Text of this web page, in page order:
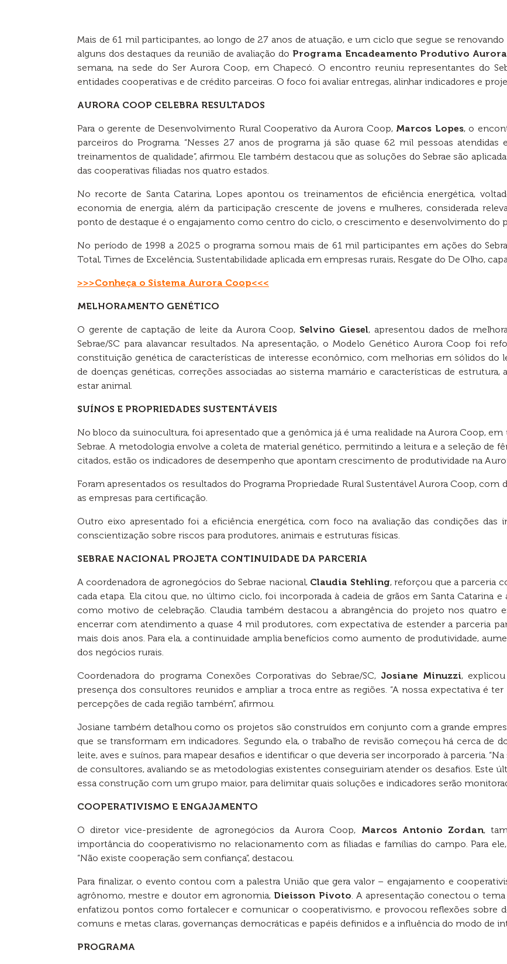
Mais de 61 mil participantes, ao longo de 27 anos de atuação, e um ciclo que segue se
alguns dos destaques da reunião de avaliação do Programa Encadeamento Produtivo
semana, na sede do Ser Aurora Coop, em Chapecó. O encontro reuniu representantes do
entidades cooperativas e de crédito parceiras. O foco foi avaliar entregas, alinhar indicadores e
AURORA COOP CELEBRA RESULTADOS
Para o gerente de Desenvolvimento Rural Cooperativo da Aurora Coop, Marcos Lopes, o
parceiros do Programa. “Nesses 27 anos de programa já são quase 62 mil pessoas
treinamentos de qualidade”, afirmou. Ele também destacou que as soluções do Sebrae são
das cooperativas filiadas nos quatro estados.
No recorte de Santa Catarina, Lopes apontou os treinamentos de eficiência energética,
economia de energia, além da participação crescente de jovens e mulheres, considerada
ponto de destaque é o engajamento como centro do ciclo, o crescimento e desenvolvimento do
No período de 1998 a 2025 o programa somou mais de 61 mil participantes em ações do
Total, Times de Excelência, Sustentabilidade aplicada em empresas rurais, Resgate do De Olho,
>>>Conheça o Sistema Aurora Coop<<<
MELHORAMENTO GENÉTICO
O gerente de captação de leite da Aurora Coop, Selvino Giesel, apresentou dados de
Sebrae/SC para alavancar resultados. Na apresentação, o Modelo Genético Aurora Coop foi
constituição genética de características de interesse econômico, com melhorias em sólidos do
de doenças genéticas, correções associadas ao sistema mamário e características de
estar animal.
SUÍNOS E PROPRIEDADES SUSTENTÁVEIS
No bloco da suinocultura, foi apresentado que a genômica já é uma realidade na Aurora Coop,
Sebrae. A metodologia envolve a coleta de material genético, permitindo a leitura e a seleção de
citados, estão os indicadores de desempenho que apontam crescimento de produtividade na
Foram apresentados os resultados do Programa Propriedade Rural Sustentável Aurora Coop, com
as empresas para certificação.
Outro eixo apresentado foi a eficiência energética, com foco na avaliação das condições das
conscientização sobre riscos para produtores, animais e estruturas físicas.
SEBRAE NACIONAL PROJETA CONTINUIDADE DA PARCERIA
A coordenadora de agronegócios do Sebrae nacional, Claudia Stehling, reforçou que a parceria
cada etapa. Ela citou que, no último ciclo, foi incorporada à cadeia de grãos em Santa Catarina
como motivo de celebração. Claudia também destacou a abrangência do projeto nos quatro
encerrar com atendimento a quase 4 mil produtores, com expectativa de estender a parceria
mais dois anos. Para ela, a continuidade amplia benefícios como aumento de produtividade,
dos negócios rurais.
Coordenadora do programa Conexões Corporativas do Sebrae/SC, Josiane Minuzzi,
presença dos consultores reunidos e ampliar a troca entre as regiões. “A nossa expectativa é
percepções de cada região também”, afirmou.
Josiane também detalhou como os projetos são construídos em conjunto com a grande
que se transformam em indicadores. Segundo ela, o trabalho de revisão começou há cerca de
leite, aves e suínos, para mapear desafios e identificar o que deveria ser incorporado à parceria.
de consultores, avaliando se as metodologias existentes conseguiriam atender os desafios.
essa construção com um grupo maior, para delimitar quais soluções e indicadores serão
COOPERATIVISMO E ENGAJAMENTO
O diretor vice-presidente de agronegócios da Aurora Coop, Marcos Antonio Zordan,
importância do cooperativismo no relacionamento com as filiadas e famílias do campo. Para
“Não existe cooperação sem confiança”, destacou.
Para finalizar, o evento contou com a palestra União que gera valor – engajamento e
agrônomo, mestre e doutor em agronomia, Dieisson Pivoto. A apresentação conectou o
enfatizou pontos como fortalecer e comunicar o cooperativismo, e provocou reflexões sobre
comuns e metas claras, governanças democráticas e papéis definidos e a influência do modo de
PROGRAMA